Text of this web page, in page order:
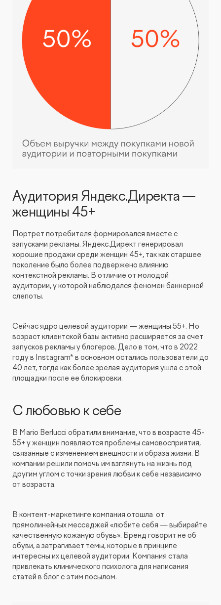
Аудитория Яндекс.Директа —
женщины 45+
Портрет потребителя формировался вместе с
запусками рекламы. Яндекс.Директ генерировал
хорошие продажи среди женщин 45+, так как старшее
поколение было более подвержено влиянию
контекстной рекламы. В отличие от молодой
аудитории, у которой наблюдался феномен баннерной
слепоты.
Сейчас ядро целевой аудитории — женщины 55+. Но
возраст клиентской базы активно расширяется за счет
запусков рекламы у блогеров. Дело в том, что в 2022
году в Instagram* в основном остались пользователи до
40 лет, тогда как более зрелая аудитория ушла с этой
площадки после ее блокировки.
С любовью к себе
В Mario Berlucci обратили внимание, что в возрасте 45-
55+ у женщин появляются проблемы самовосприятия,
связанные с изменением внешности и образа жизни. В
компании решили помочь им взглянуть на жизнь под
другим углом с точки зрения любви к себе независимо
от возраста.
В контент-маркетинге компания отошла от
прямолинейных месседжей «любите себя — выбирайте
качественную кожаную обувь». Бренд говорит не об
обуви, а затрагивает темы, которые в принципе
интересны их целевой аудитории. Компания стала
привлекать клинического психолога для написания
статей в блог с этим посылом.